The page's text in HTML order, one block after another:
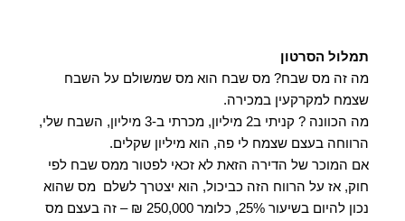
תמלול הסרטון
מה זה מס שבח? מס שבח הוא מס שמשולם על השבח
שצמח למקרקעין במכירה.
מה הכוונה ? קניתי ב2 מיליון, מכרתי ב-3 מיליון, השבח שלי,
הרווחה בעצם שצמח לי פה, הוא מיליון שקלים.
אם המוכר של הדירה הזאת לא זכאי לפטור ממס שבח לפי
חוק, אז על הרווח הזה כביכול, הוא יצטרך לשלם מס שהוא
נכון להיום בשיעור 25%, כלומר 250,000 ₪ – זה בעצם מס